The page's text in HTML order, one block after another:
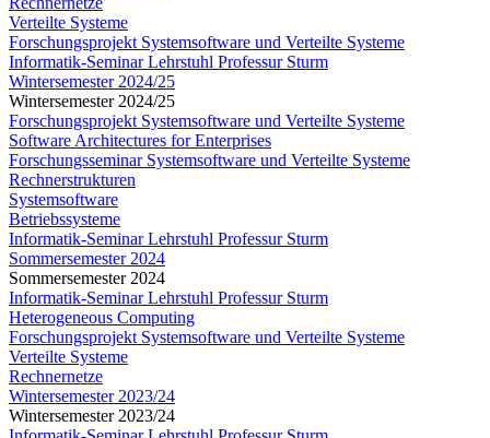
Verteilte Systeme
Forschungsprojekt Systemsoftware und Verteilte Systeme
Informatik-Seminar Lehrstuhl Professur Sturm
Wintersemester 2024/25
Wintersemester 2024/25
Forschungsprojekt Systemsoftware und Verteilte Systeme
Software Architectures for Enterprises
Forschungsseminar Systemsoftware und Verteilte Systeme
Rechnerstrukturen
Systemsoftware
Betriebssysteme
Informatik-Seminar Lehrstuhl Professur Sturm
Sommersemester 2024
Sommersemester 2024
Informatik-Seminar Lehrstuhl Professur Sturm
Heterogeneous Computing
Forschungsprojekt Systemsoftware und Verteilte Systeme
Verteilte Systeme
Rechnernetze
Wintersemester 2023/24
Wintersemester 2023/24